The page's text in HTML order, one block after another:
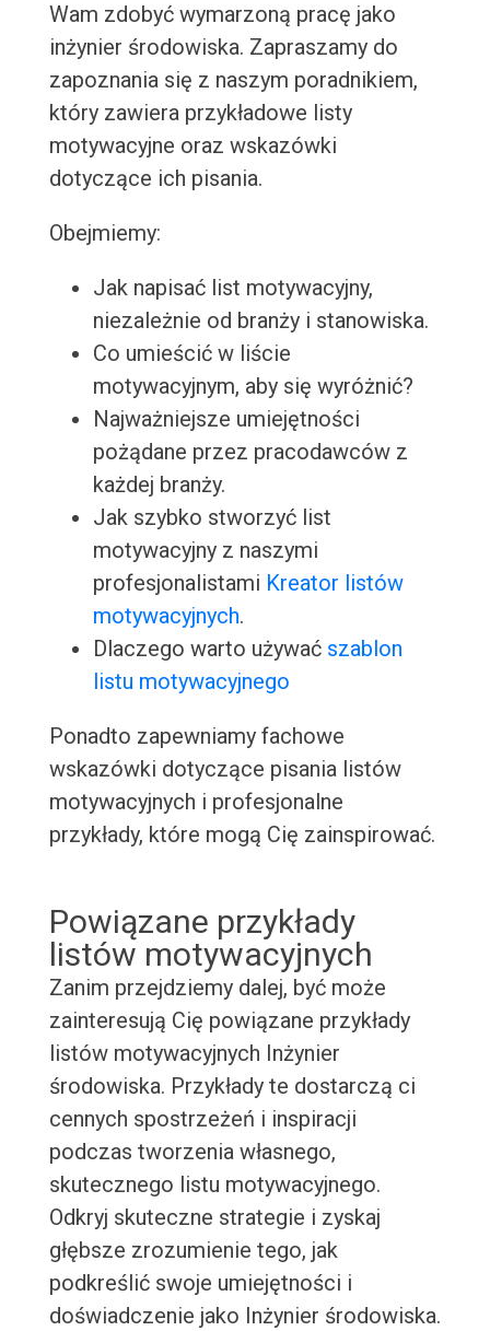
Wam zdobyć wymarzoną pracę jako
inżynier środowiska. Zapraszamy do
zapoznania się z naszym poradnikiem,
który zawiera przykładowe listy
motywacyjne oraz wskazówki
dotyczące ich pisania.
Obejmiemy:
Jak napisać list motywacyjny,
niezależnie od branży i stanowiska.
Co umieścić w liście
motywacyjnym, aby się wyróżnić?
Najważniejsze umiejętności
pożądane przez pracodawców z
każdej branży.
Jak szybko stworzyć list
motywacyjny z naszymi
profesjonalistami Kreator listów
motywacyjnych.
Dlaczego warto używać szablon
listu motywacyjnego
Ponadto zapewniamy fachowe
wskazówki dotyczące pisania listów
motywacyjnych i profesjonalne
przykłady, które mogą Cię zainspirować.
Powiązane przykłady
listów motywacyjnych
Zanim przejdziemy dalej, być może
zainteresują Cię powiązane przykłady
listów motywacyjnych Inżynier
środowiska. Przykłady te dostarczą ci
cennych spostrzeżeń i inspiracji
podczas tworzenia własnego,
skutecznego listu motywacyjnego.
Odkryj skuteczne strategie i zyskaj
głębsze zrozumienie tego, jak
podkreślić swoje umiejętności i
doświadczenie jako Inżynier środowiska.